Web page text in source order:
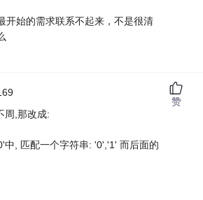
开始的需求联系不起来，不是很清
周,那改成:
, 匹配一个字符串: '0','1' 而后面的
赞